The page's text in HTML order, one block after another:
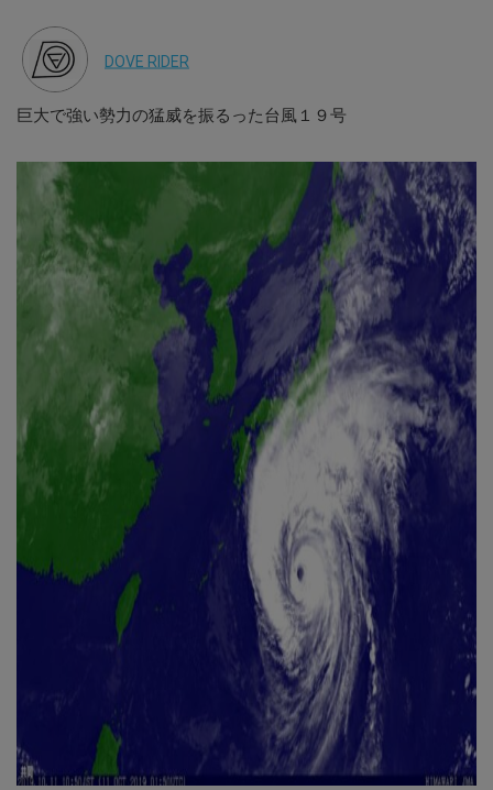
DOVE RIDER
巨大で強い勢力の猛威を振るった台風１９号